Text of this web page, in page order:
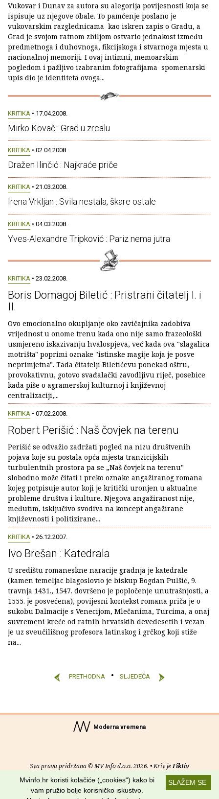
Vukovar i Dunav za autora su alegorija povijesnosti koja se
ispisuje uz njegove obale. To pamćenje poslano je
vukovarskim razglednicama kao iskren zapis o Gradu, a
Grad je svojom ratnom zbiljom ostvario jednakost između
predmetnoga i duhovnoga, fikcijskoga i stvarnoga mjesta u
nacionalnoj memoriji. I ovaj intimni, memoarskim
pogledom i pažljivo izabranim fotografijama spomenarski
upis dio je identiteta ovoga...
KRITIKA • 17.04.2008.
Mirko Kovač : Grad u zrcalu
KRITIKA • 02.04.2008.
Dražen Ilinčić : Najkraće priče
KRITIKA • 21.03.2008.
Irena Vrkljan : Svila nestala, škare ostale
KRITIKA • 04.03.2008.
Yves-Alexandre Tripković : Pariz nema jutra
KRITIKA • 23.02.2008.
Boris Domagoj Biletić : Pristrani čitatelj I. i
II.
Ovo emocionalno okupljanje oko zavičajnika zadobiva
vrijednost u onome trenu kada ono nije samo frazeološki
usmjereno iskazivanju hvalospjeva, već kada ova "slagalica
motrišta" poprimi oznake "istinske magije koja je posve
neprimjetna". Tada čitatelji Biletićevu ponekad oštru,
provokativnu, gotovo svađalački zavodljivu riječ, posebice
kada piše o agramerskoj kulturnoj i književnoj
centralizaciji,...
KRITIKA • 07.02.2008.
Robert Perišić : Naš čovjek na terenu
Perišić se odvažio zadržati pogled na nizu društvenih
pojava koje su postala opća mjesta tranzicijskih
turbulentnih prostora pa se „Naš čovjek na terenu"
slobodno može čitati i preko oznake angažiranog romana
kojeg potpisuje autor koji je kritički uronjen u aktualne
probleme društva i kulture. Njegova angažiranost nije,
međutim, isključivo svodiva na koncept angažirane
književnosti i politizirane...
KRITIKA • 26.12.2007.
Ivo Brešan : Katedrala
U središtu romaneskne naracije gradnja je katedrale
(kamen temeljac blagoslovio je biskup Bogdan Pulšić, 9.
travnja 1431., 1547. dovršeno je popločenje unutrašnjosti, a
1555. je posvećena), povijesni kontekst romana priča je o
sukobu Dalmacije s Venecijom, Mlečanima, Turcima, a onaj
suvremeni kreće od ratnih hrvatskih devedesetih i vezan
je uz sveučilišnog profesora latinskog i grčkog koji stiže
na...
PRETHODNA SLJEDEĆA
Moderna vremena
Sva prava pridržana © MV Info d.o.o. 2026. • Kriv jeFiktiv
Uvjeti korištenja RSS kanaliSLAŽEM SE
Mvinfo.hr koristi kolačiće („cookies“) kako bi
vam pružio bolje korisničko iskustvo.